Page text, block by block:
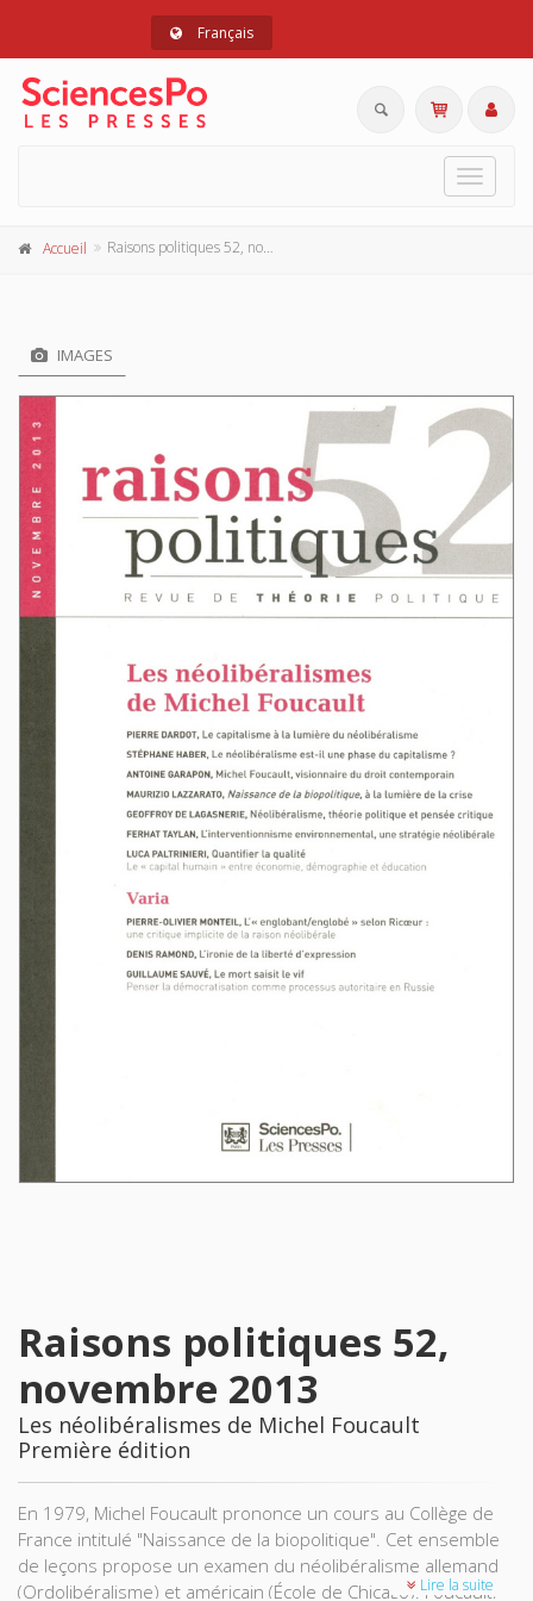
Français
Toggle
Accueil Raisons politiques 52, novembre 2013
IMAGES
Raisons politiques 52,
novembre 2013
Les néolibéralismes de Michel Foucault
Première édition
En 1979, Michel Foucault prononce un cours au Collège de
France intitulé "Naissance de la biopolitique". Cet ensemble
de leçons propose un examen du néolibéralisme allemand
(Ordolibéralisme) et américain (École de Chicago). Foucault,
Lire la suite